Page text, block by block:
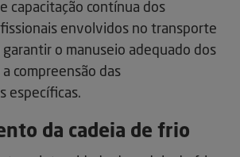
capacitação contínua dos
envolvidos no transporte
o manuseio adequado dos
compreensão das
específicas.
da cadeia de frio